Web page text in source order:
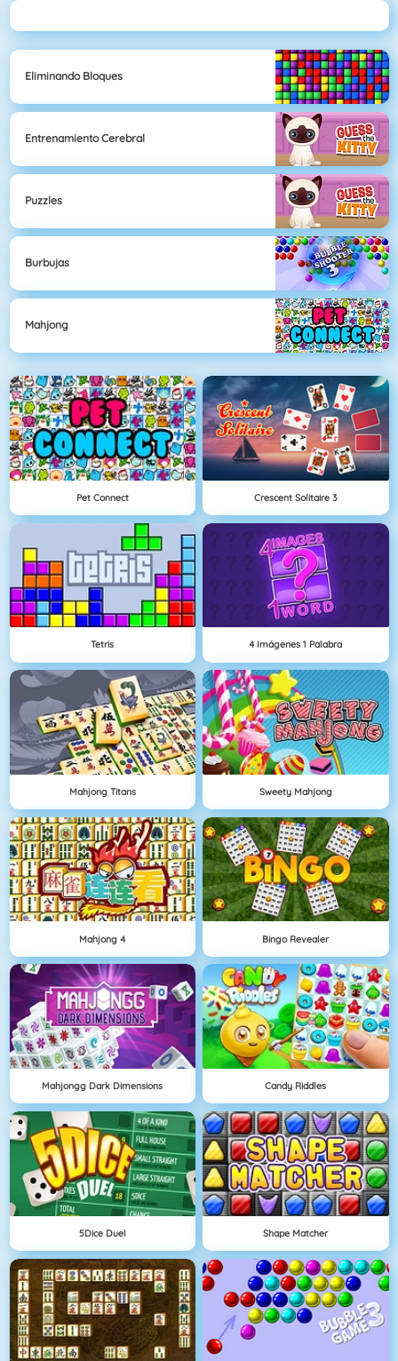
Eliminando Bloques
Entrenamiento Cerebral
Puzzles
Burbujas
Mahjong
Pet Connect Crescent Solitaire 3
Tetris 4 Imágenes 1 Palabra
Mahjong Titans Sweety Mahjong
Mahjong 4 Bingo Revealer
Mahjongg Dark Dimensions Candy Riddles
5Dice Duel Shape Matcher